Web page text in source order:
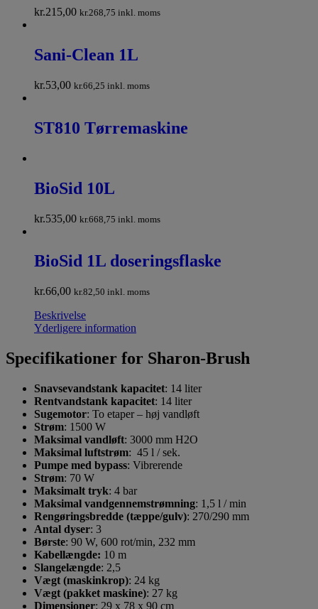
kr.215,00 kr.268,75 inkl. moms
Sani-Clean 1L
kr.53,00 kr.66,25 inkl. moms
ST810 Tørremaskine
BioSid 10L
kr.535,00 kr.668,75 inkl. moms
BioSid 1L doseringsflaske
kr.66,00 kr.82,50 inkl. moms
Beskrivelse
Yderligere information
Specifikationer for Sharon-Brush
Snavsevandstank kapacitet: 14 liter
Rentvandstank kapacitet: 14 liter
Sugemotor: To etaper – høj vandløft
Strøm: 1500 W
Maksimal vandløft: 3000 mm H2O
Maksimal luftstrøm: 45 l / sek.
Pumpe med bypass: Vibrerende
Strøm: 70 W
Maksimalt tryk: 4 bar
Maksimal vandgennemstrømning: 1,5 l / min
Rengøringsbredde (tæppe/gulv): 270/290 mm
Antal dyser: 3
Børste: 90 W, 600 rot/min, 232 mm
Kabellængde: 10 m
Slangelængde: 2,5
Vægt (maskinkrop): 24 kg
Vægt (pakket maskine): 27 kg
Dimensioner: 29 x 78 x 90 cm